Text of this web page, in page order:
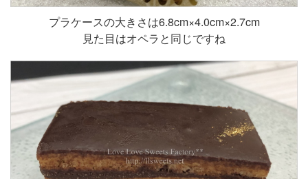
プラケースの大きさは6.8cm×4.0cm×2.7cm
見た目はオペラと同じですね